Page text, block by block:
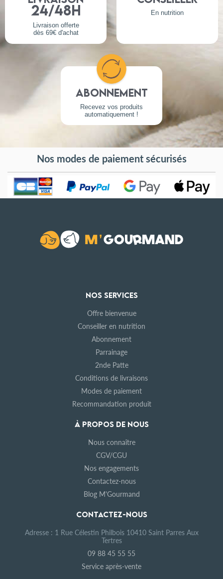
24/48h
Livraison offerte
dès 69€ d'achat
En nutrition
Abonnement
Recevez vos produits
automatiquement !
Nos modes de paiement sécurisés
NOS SERVICES
Offre bienvenue
Conseiller en nutrition
Abonnement
Parrainage
2nde Patte
Conditions de livraisons
Modes de paiement
Recommandation produit
À PROPOS DE NOUS
Nous connaître
CGV/CGU
Nos engagements
Contactez-nous
Blog M'Gourmand
CONTACTEZ-NOUS
Adresse : 1 Rue Célestin Philbois 10410 Saint Parres Aux
Tertres
09 88 45 55 55
Service après-vente